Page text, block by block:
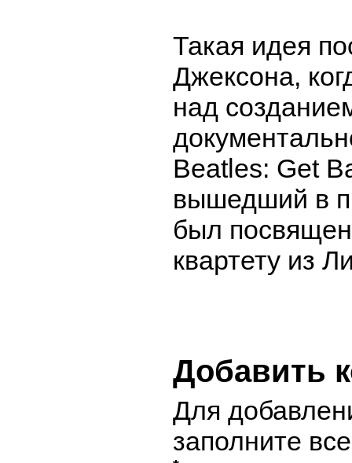
Такая идея
Джексона,
над
Beatles: Get
вышедший в
был
квартету из
Добавить
Для
заполните